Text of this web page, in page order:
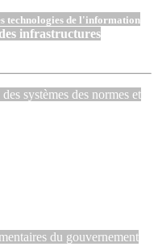
technologies de l'information
infrastructures
systèmes des normes et
du gouvernement